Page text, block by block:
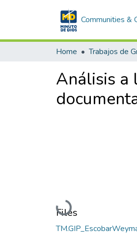
Communities &
Home Trabajos de
Análisis a
Loading...
Files